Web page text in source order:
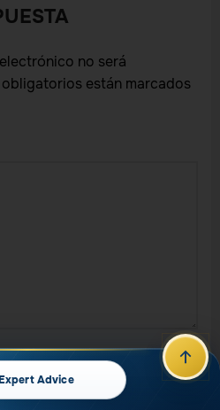
no será
están marcados
Advice